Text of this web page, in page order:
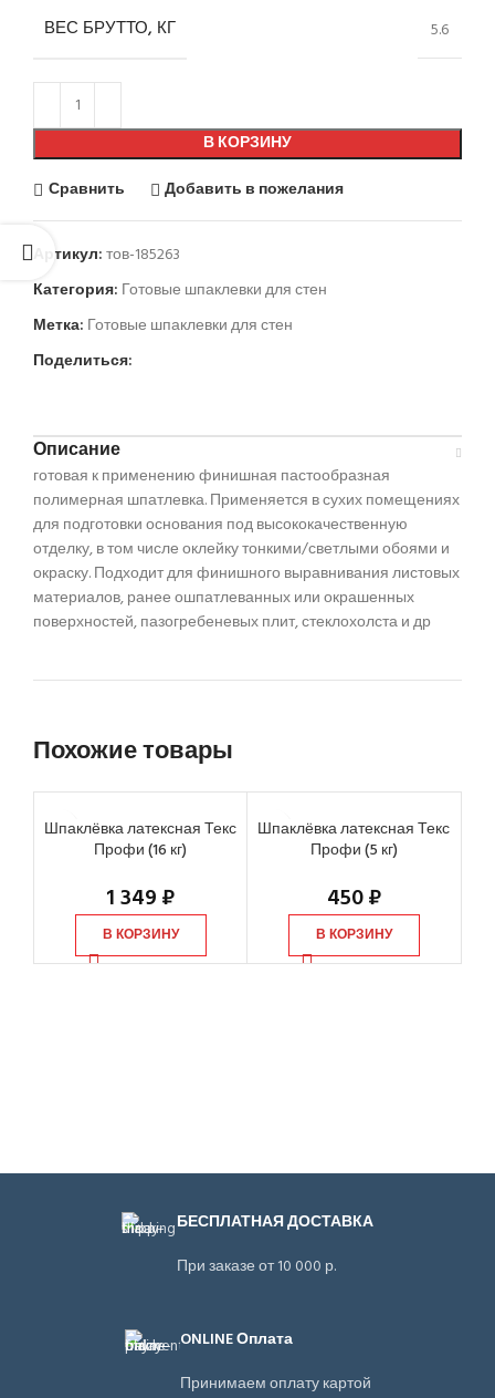
ВЕС БРУТТО, КГ 5.6
В КОРЗИНУ
Сравнить
Добавить в пожелания
Артикул:тов-185263
Категория: Готовые шпаклевки для стен
Метка: Готовые шпаклевки для стен
Поделиться:
Описание
готовая к применению финишная пастообразная
полимерная шпатлевка. Применяется в сухих помещениях
для подготовки основания под высококачественную
отделку, в том числе оклейку тонкими/светлыми обоями и
окраску. Подходит для финишного выравнивания листовых
материалов, ранее ошпатлеванных или окрашенных
поверхностей, пазогребеневых плит, стеклохолста и др
Похожие товары
Шпаклёвка латексная Текс
Профи (16 кг)
1 349₽
В КОРЗИНУ
Шпаклёвка латексная Текс
Профи (5 кг)
450₽
В КОРЗИНУ
БЕСПЛАТНАЯ ДОСТАВКА
При заказе от 10 000 р.
ONLINE Оплата
Принимаем оплату картой